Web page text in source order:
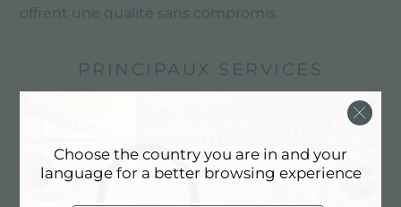
offrent une qualité sans compromis.
PRINCIPAUX SERVICES
Choose the country you are in and your
language for a better browsing experience